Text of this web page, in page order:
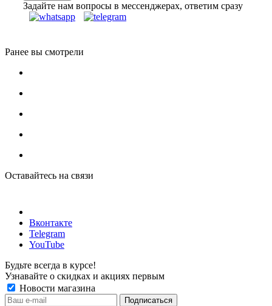
Задайте нам вопросы в мессенджерах, ответим сразу
Ранее вы смотрели
Оставайтесь на связи
Вконтакте
Telegram
YouTube
Будьте всегда в курсе!
Узнавайте о скидках и акциях первым
Новости магазина